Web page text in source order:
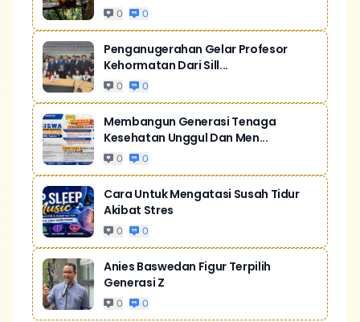
0 0
Penganugerahan Gelar Profesor
Kehormatan Dari Sill...
0 0
Membangun Generasi Tenaga
Kesehatan Unggul Dan Men...
0 0
Cara Untuk Mengatasi Susah Tidur
Akibat Stres
0 0
Anies Baswedan Figur Terpilih
Generasi Z
0 0